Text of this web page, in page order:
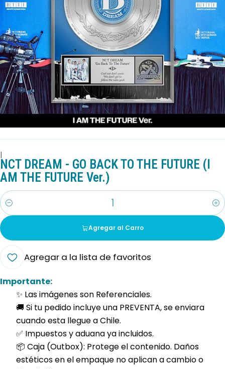
|
NCT DREAM - GO BACK TO THE FUTURE (I
AM THE FUTURE Ver.)
Cantidad
Agregar al Carro
Agregar a la lista de favoritos
Importante:
✨ Las imágenes son Referenciales.
🚚 Si tu pedido incluye una PREVENTA, se enviara
cuando esta llegue a Chile.
✅ Impuestos y aduana ya incluidos.
📦 Caja (Outbox): Protege el contenido. Daños
estéticos en el empaque no aplican a cambio o